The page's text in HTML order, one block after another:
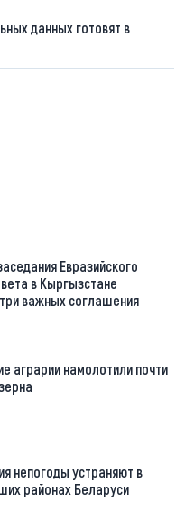
данных готовят в
Евразийского
в Кыргызстане
важных соглашения
аграрии намолотили почти
непогоды устраняют в
районах Беларуси